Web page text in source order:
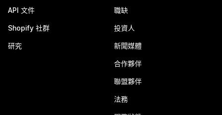
API 文件
Shopify 社群
研究
職缺
投資人
新聞媒體
合作夥伴
聯盟夥伴
法務